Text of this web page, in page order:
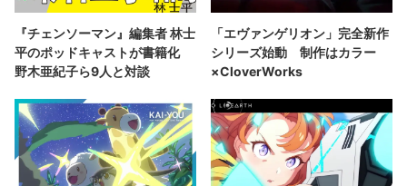
『チェンソーマン』編集者 林士
平のポッドキャストが書籍化
野木亜紀子ら9人と対談
「エヴァンゲリオン」完全新作
シリーズ始動 制作はカラー
×CloverWorks